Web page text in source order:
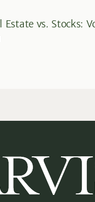
Estate vs. Stocks: